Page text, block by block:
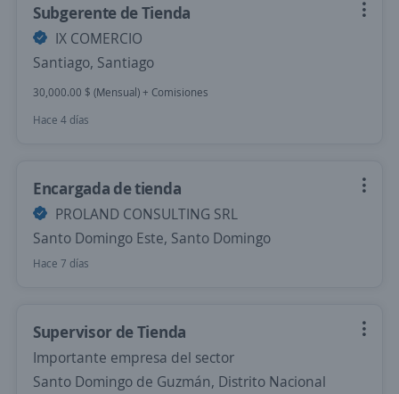
Subgerente de Tienda
IX COMERCIO
Santiago, Santiago
30,000.00 $ (Mensual) + Comisiones
Hace 4 días
Encargada de tienda
PROLAND CONSULTING SRL
Santo Domingo Este, Santo Domingo
Hace 7 días
Supervisor de Tienda
Importante empresa del sector
Santo Domingo de Guzmán, Distrito Nacional